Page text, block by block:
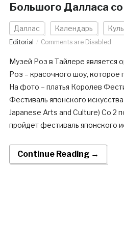
Большого Далласа
Даллас Календарь
Editorial
Comments are Disabled
Музей Роз в Тайлере является
Роз – красочного шоу, которое
На фото – платья Королев
Фестиваль японского
Japanese Arts and Culture) Со 2
пройдет фестиваль японского
Continue Reading →